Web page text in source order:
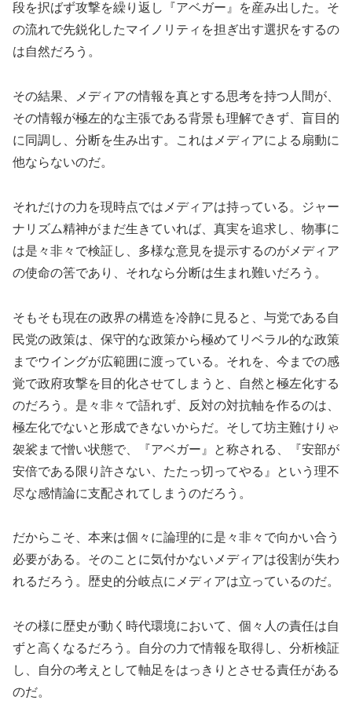
段を択ばず攻撃を繰り返し『アベガー』を産み出した。そ
の流れで先鋭化したマイノリティを担ぎ出す選択をするの
は自然だろう。
その結果、メディアの情報を真とする思考を持つ人間が、
その情報が極左的な主張である背景も理解できず、盲目的
に同調し、分断を生み出す。これはメディアによる扇動に
他ならないのだ。
それだけの力を現時点ではメディアは持っている。ジャー
ナリズム精神がまだ生きていれば、真実を追求し、物事に
は是々非々で検証し、多様な意見を提示するのがメディア
の使命の筈であり、それなら分断は生まれ難いだろう。
そもそも現在の政界の構造を冷静に見ると、与党である自
民党の政策は、保守的な政策から極めてリベラル的な政策
までウイングが広範囲に渡っている。それを、今までの感
覚で政府攻撃を目的化させてしまうと、自然と極左化する
のだろう。是々非々で語れず、反対の対抗軸を作るのは、
極左化でないと形成できないからだ。そして坊主難けりゃ
袈裟まで憎い状態で、『アベガー』と称される、『安部が
安倍である限り許さない、たたっ切ってやる』という理不
尽な感情論に支配されてしまうのだろう。
だからこそ、本来は個々に論理的に是々非々で向かい合う
必要がある。そのことに気付かないメディアは役割が失わ
れるだろう。歴史的分岐点にメディアは立っているのだ。
その様に歴史が動く時代環境において、個々人の責任は自
ずと高くなるだろう。自分の力で情報を取得し、分析検証
し、自分の考えとして軸足をはっきりとさせる責任がある
のだ。